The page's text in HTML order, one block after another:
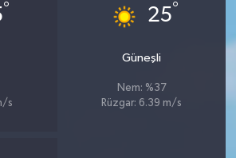
°
s
25°
Güneşli
Nem: %37
Rüzgar: 6.39 m/s